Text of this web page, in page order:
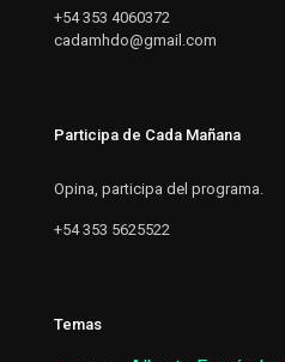
+54 353 4060372
cadamhdo@gmail.com
Participa de Cada Mañana
Opina, participa del programa.
+54 353 5625522
Temas